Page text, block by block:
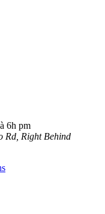
6h pm
Rd, Right Behind